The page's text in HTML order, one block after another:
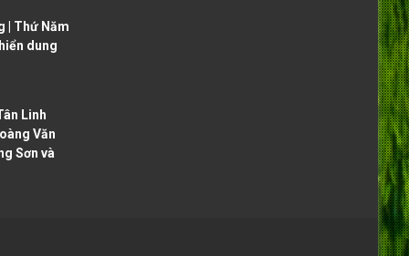
| Thứ Năm
dung
Linh
Văn
Sơn và